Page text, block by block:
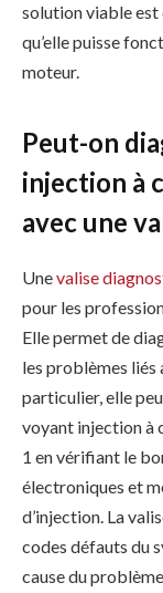
solution viable
qu’elle puisse
moteur.
Peut-on
injection à
avec une
Unevalise
pour les
Elle permet de
les problèmes liés
particulier, elle
voyant injection à
1 en vérifiant le
électroniques et
d’injection. La
codes défauts du
cause du